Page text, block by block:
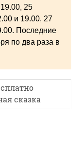
25
и 19.00, 27
Последние
по два раза в
сказка